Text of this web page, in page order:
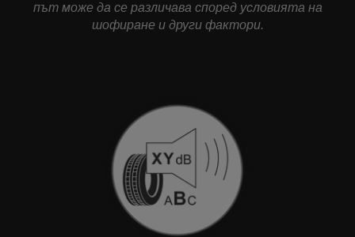
път може да се различава според условията на
шофиране и други фактори.